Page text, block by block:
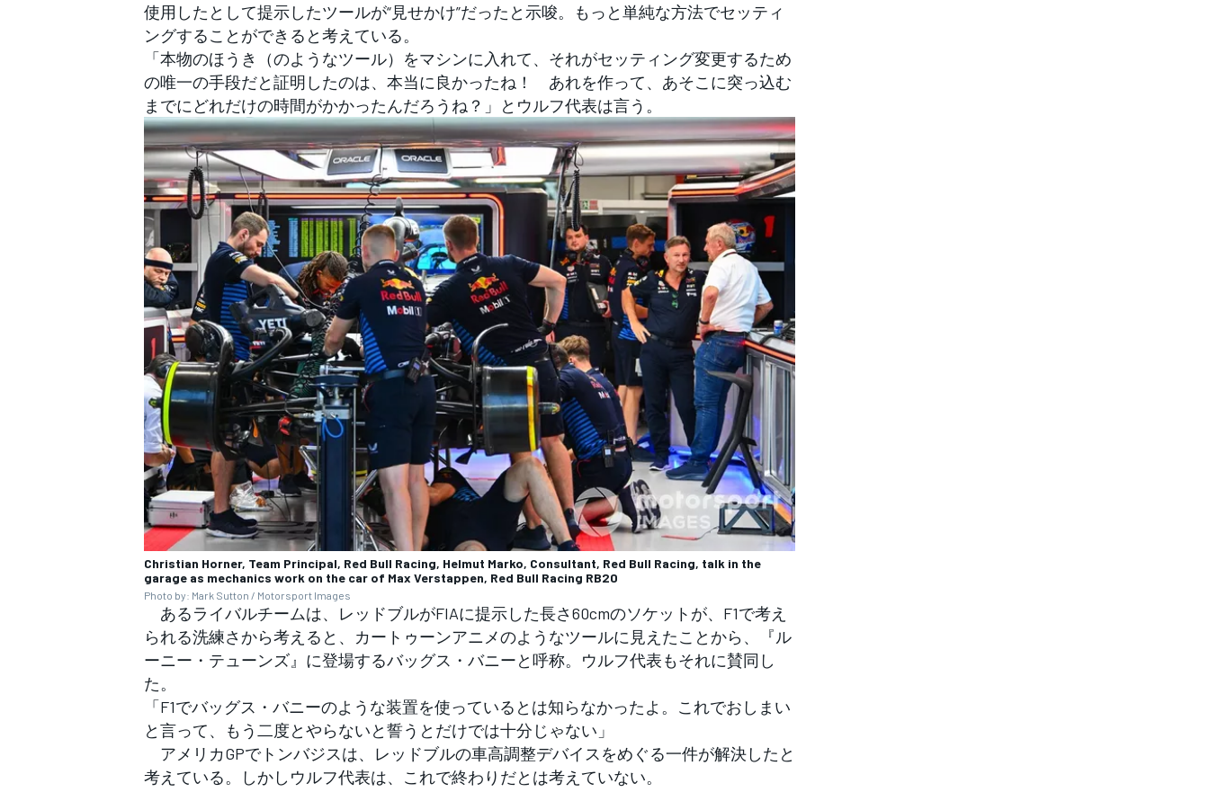
使用したとして提示したツールが“見せかけ”だったと示唆。もっと単純な方法でセッティ
ングすることができると考えている。
「本物のほうき（のようなツール）をマシンに入れて、それがセッティング変更するため
の唯一の手段だと証明したのは、本当に良かったね！ あれを作って、あそこに突っ込む
までにどれだけの時間がかかったんだろうね？」とウルフ代表は言う。
Christian Horner, Team Principal, Red Bull Racing, Helmut Marko, Consultant, Red Bull Racing, talk in the
garage as mechanics work on the car of Max Verstappen, Red Bull Racing RB20
Photo by: Mark Sutton / Motorsport Images
あるライバルチームは、レッドブルがFIAに提示した長さ60cmのソケットが、F1で考え
られる洗練さから考えると、カートゥーンアニメのようなツールに見えたことから、『ル
ーニー・テューンズ』に登場するバッグス・バニーと呼称。ウルフ代表もそれに賛同し
た。
「F1でバッグス・バニーのような装置を使っているとは知らなかったよ。これでおしまい
と言って、もう二度とやらないと誓うとだけでは十分じゃない」
アメリカGPでトンバジスは、レッドブルの車高調整デバイスをめぐる一件が解決したと
考えている。しかしウルフ代表は、これで終わりだとは考えていない。